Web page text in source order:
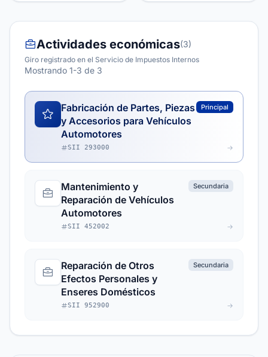
Actividades económicas(3)
Giro registrado en el Servicio de Impuestos Internos
Mostrando 1-3 de 3
Fabricación de Partes, Piezas
y Accesorios para Vehículos
Automotores
Principal
SII 293000
Mantenimiento y
Reparación de Vehículos
Automotores
Secundaria
SII 452002
Reparación de Otros
Efectos Personales y
Enseres Domésticos
Secundaria
SII 952900